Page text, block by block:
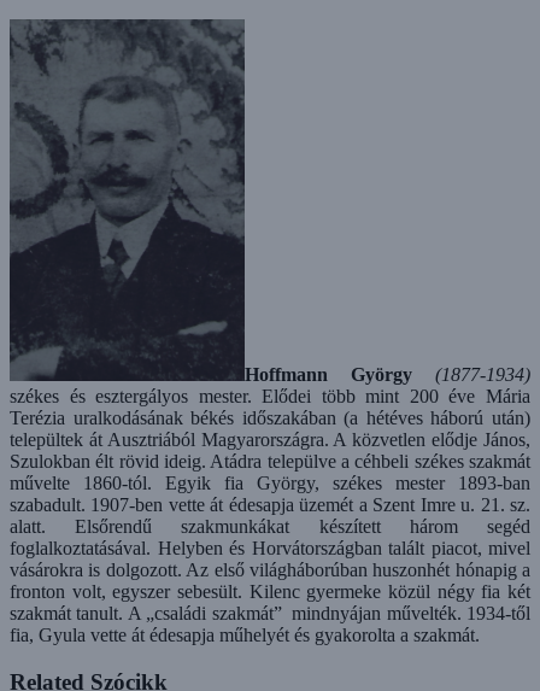
Hoffmann György
(1877-1934)
székes és esztergályos mester. Elődei több mint 200 éve Mária
Terézia uralkodásának békés időszakában (a hétéves háború után)
települtek át Ausztriából Magyarországra. A közvetlen elődje János,
Szulokban élt rövid ideig. Atádra települve a céhbeli székes szakmát
művelte 1860-tól. Egyik fia György, székes mester 1893-ban
szabadult. 1907-ben vette át édesapja üzemét a Szent Imre u. 21. sz.
alatt. Elsőrendű szakmunkákat készített három segéd
foglalkoztatásával. Helyben és Horvátországban talált piacot, mivel
vásárokra is dolgozott. Az első világháborúban huszonhét hónapig a
fron­ton volt, egyszer sebesült. Kilenc gyermeke közül négy fia két
szakmát tanult. A „családi szakmát” mindnyájan művelték. 1934-től
fia, Gyula vette át édesapja műhelyét és gyakorolta a szakmát.
Related Szócikk